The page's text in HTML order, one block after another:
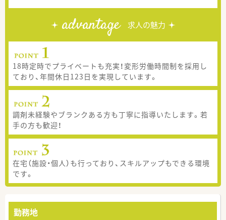
advantage 求人の魅力
18時定時でプライベートも充実！変形労働時間制を採用し
ており、年間休日123日を実現しています。
調剤未経験やブランクある方も丁寧に指導いたします。若
手の方も歓迎！
在宅（施設・個人）も行っており、スキルアップもできる環境
です。
勤務地